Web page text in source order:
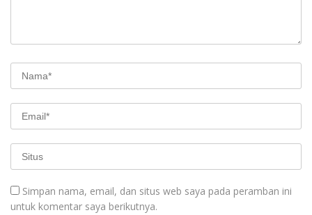
Simpan nama, email, dan situs web saya pada peramban ini
untuk komentar saya berikutnya.